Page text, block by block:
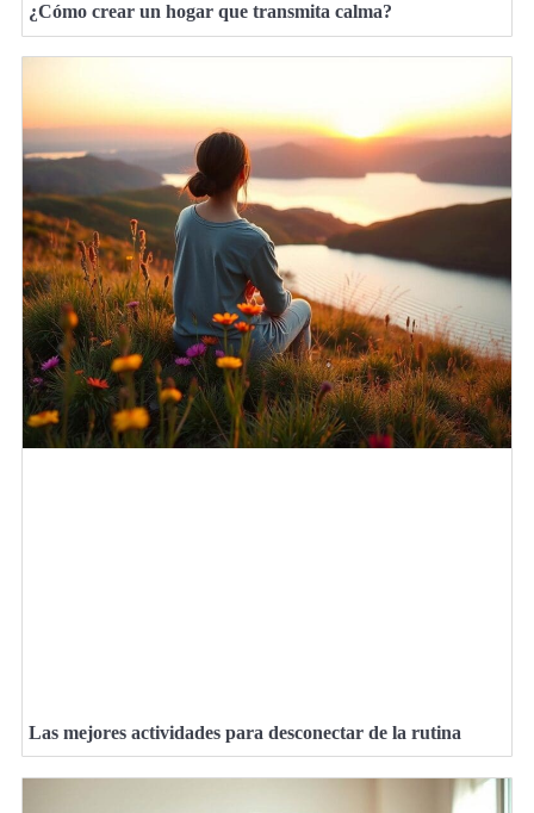
¿Cómo crear un hogar que transmita calma?
Las mejores actividades para desconectar de la rutina